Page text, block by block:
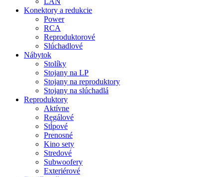
Konektory a redukcie
Power
RCA
Reproduktorové
Slúchadlové
Nábytok
Stolíky
Stojany na LP
Stojany na reproduktory
Stojany na slúchadlá
Reproduktory
Aktívne
Regálové
Stĺpové
Prenosné
Kino sety
Stredové
Subwoofery
Exteriérové